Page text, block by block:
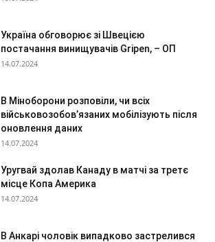
Україна обговорює зі Швецією
постачання винищувачів Gripen, – ОП
14.07.2024
В Міноборони розповіли, чи всіх
військовозобов’язаних мобілізують після
оновлення даних
14.07.2024
Уругвай здолав Канаду в матчі за третє
місце Копа Америка
14.07.2024
В Анкарі чоловік випадково застрелився